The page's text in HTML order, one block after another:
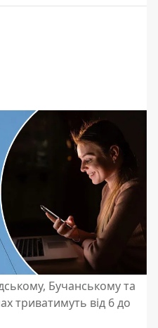
Бучанському та
триватимуть від 6 до